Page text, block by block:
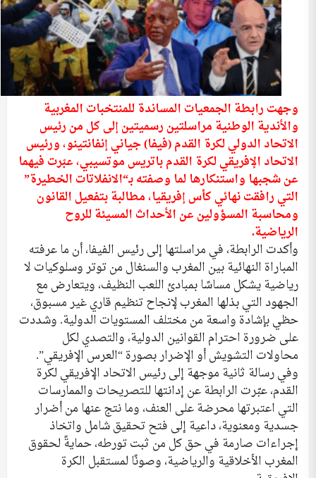
وجهت رابطة الجمعيات المساندة للمنتخبات المغربية
والأندية الوطنية مراسلتين رسميتين إلى كل من رئيس
الاتحاد الدولي لكرة القدم (فيفا) جياني إنفانتينو، ورئيس
الاتحاد الإفريقي لكرة القدم باتريس موتسيبي، عبّرت فيهما
عن شجبها واستنكارها لما وصفته بـ“الانفلاتات الخطيرة”
التي رافقت نهائي كأس إفريقيا، مطالبة بتفعيل القانون
ومحاسبة المسؤولين عن الأحداث المسيئة للروح
الرياضية.
وأكدت الرابطة، في مراسلتها إلى رئيس الفيفا، أن ما عرفته
المباراة النهائية بين المغرب والسنغال من توتر وسلوكيات لا
رياضية يشكل مساسًا بمبادئ اللعب النظيف، ويتعارض مع
الجهود التي بذلها المغرب لإنجاح تنظيم قاري غير مسبوق،
حظي بإشادة واسعة من مختلف المستويات الدولية. وشددت
على ضرورة احترام القوانين الدولية، والتصدي لكل
محاولات التشويش أو الإضرار بصورة “العرس الإفريقي”.
وفي رسالة ثانية موجهة إلى رئيس الاتحاد الإفريقي لكرة
القدم، عبّرت الرابطة عن إدانتها للتصريحات والممارسات
التي اعتبرتها محرضة على العنف، وما نتج عنها من أضرار
جسدية ومعنوية، داعية إلى فتح تحقيق شامل واتخاذ
إجراءات صارمة في حق كل من ثبت تورطه، حمايةً لحقوق
المغرب الأخلاقية والرياضية، وصونًا لمستقبل الكرة